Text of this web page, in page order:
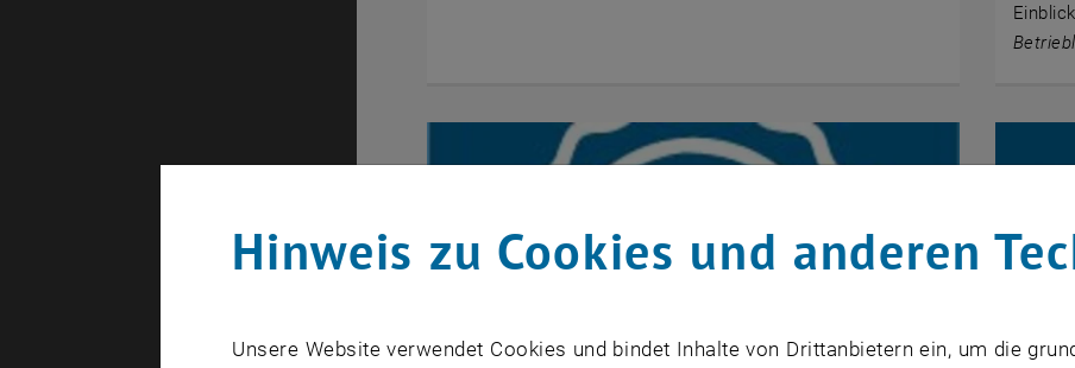
Hinweis zu Cookies und anderen
Unsere Website verwendet Cookies und bindet Inhalte von Drittanbietern ein, um die